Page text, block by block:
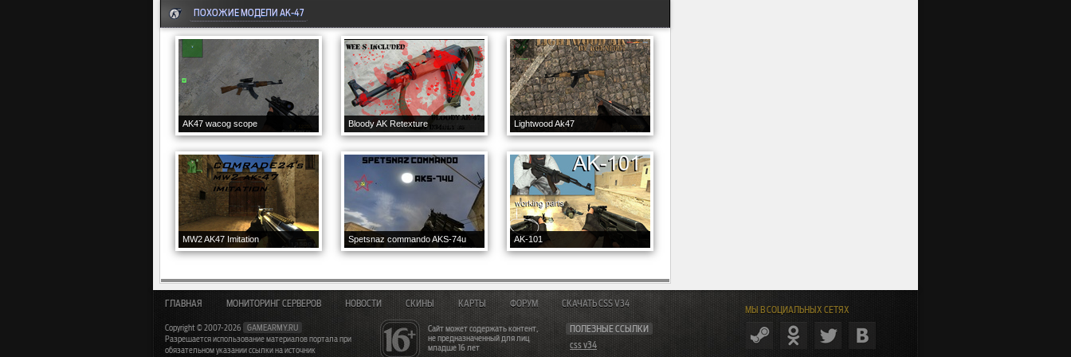
ПОХОЖИЕ МОДЕЛИ AK-47
AK47 wacog scope Bloody AK Retexture Lightwood Ak47
MW2 AK47 Imitation Spetsnaz commando AKS-74u AK-101
МЫ В СОЦИАЛЬНЫХ СЕТЯХ
Сайт может содержать контент,
не предназначенный для лиц
младше 16 лет
ПОЛЕЗНЫЕ ССЫЛКИ
css v34
ГЛАВНАЯ МОНИТОРИНГ СЕРВЕРОВ НОВОСТИ СКИНЫ КАРТЫ ФОРУМ СКАЧАТЬ CSS V34
Copyright © 2007-2026
GAMEARMY.RU
Разрешается использование материалов портала при
обязательном указании ссылки на источник